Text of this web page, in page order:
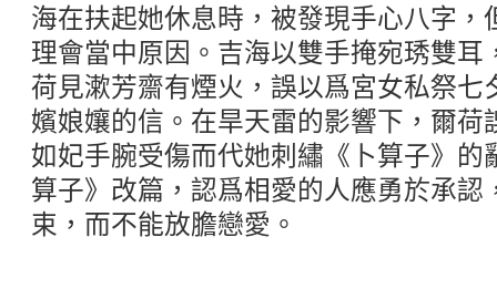
海在扶起她休息時，被發現手心八字，
理會當中原因。吉海以雙手掩宛琇雙耳
荷見漱芳齋有煙火，誤以爲宮女私祭七
嬪娘孃的信。在旱天雷的影響下，爾荷
如妃手腕受傷而代她刺繡《卜算子》的
算子》改篇，認爲相愛的人應勇於承認
束，而不能放膽戀愛。